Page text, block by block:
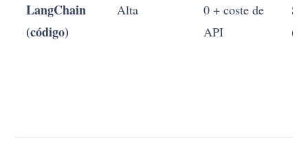
LangChain
(código)
Alta
0 + coste de
API
Sí